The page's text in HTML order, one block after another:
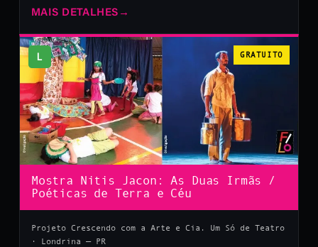
MAIS DETALHES →
L GRATUITO
Mostra Nitis Jacon: As Duas Irmãs /
Poéticas de Terra e Céu
Projeto Crescendo com a Arte e Cia. Um Só de Teatro
· Londrina — PR